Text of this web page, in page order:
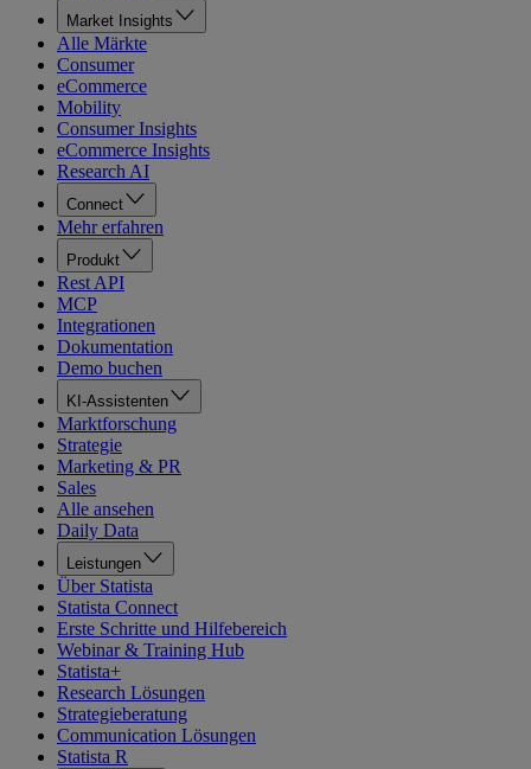
Market Insights
Alle Märkte
Consumer
eCommerce
Mobility
Consumer Insights
eCommerce Insights
Research AI
Connect
Mehr erfahren
Produkt
Rest API
MCP
Integrationen
Dokumentation
Demo buchen
KI-Assistenten
Marktforschung
Strategie
Marketing & PR
Sales
Alle ansehen
Daily Data
Leistungen
Über Statista
Statista Connect
Erste Schritte und Hilfebereich
Webinar & Training Hub
Statista+
Research Lösungen
Strategieberatung
Communication Lösungen
Statista R